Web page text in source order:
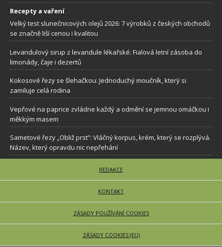
Recepty a vaření
Velký test slunečnicových olejů 2026: 7 výrobků z českých obchodů
se značně liší cenou i kvalitou
Levandulový sirup z levandule lékařské: Fialová letní zásoba do
limonády, čaje i dezertů
Kokosové řezy se šlehačkou: Jednoduchý moučník, který si
zamiluje celá rodina
Vepřové na paprice zvládne každý a odmění se jemnou omáčkou i
měkkým masem
Sametové řezy „Obliž prst”: Vláčný korpus, krém, který se rozplývá.
Název, který opravdu nic nepřehání
REDAKCE
KONTAKT
ZÁSADY POUŽÍVÁNÍ COOKIES
ZÁSADY COOKIES (EU)